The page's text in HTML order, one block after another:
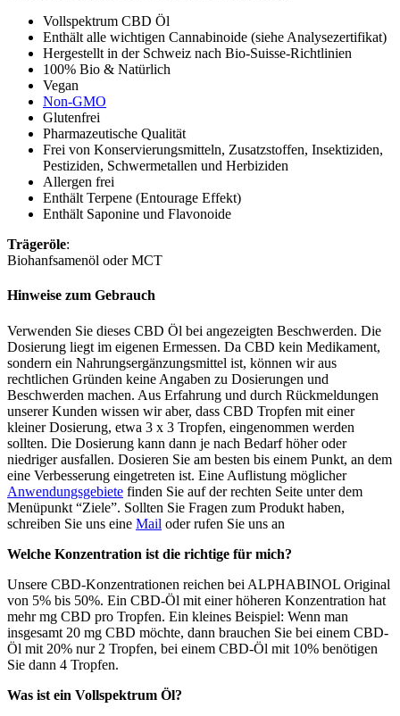
Vollspektrum CBD Öl
Enthält alle wichtigen Cannabinoide (siehe Analysezertifikat)
Hergestellt in der Schweiz nach Bio-Suisse-Richtlinien
100% Bio & Natürlich
Vegan
Non-GMO
Glutenfrei
Pharmazeutische Qualität
Frei von Konservierungsmitteln, Zusatzstoffen, Insektiziden,
Pestiziden, Schwermetallen und Herbiziden
Allergen frei
Enthält Terpene (Entourage Effekt)
Enthält Saponine und Flavonoide
Trägeröle:
Biohanfsamenöl oder MCT
Hinweise zum Gebrauch
Verwenden Sie dieses CBD Öl bei angezeigten Beschwerden. Die
Dosierung liegt im eigenen Ermessen. Da CBD kein Medikament,
sondern ein Nahrungsergänzungsmittel ist, können wir aus
rechtlichen Gründen keine Angaben zu Dosierungen und
Beschwerden machen. Aus Erfahrung und durch Rückmeldungen
unserer Kunden wissen wir aber, dass CBD Tropfen mit einer
kleiner Dosierung, etwa 3 x 3 Tropfen, eingenommen werden
sollten. Die Dosierung kann dann je nach Bedarf höher oder
niedriger ausfallen. Dosieren Sie am besten bis einem Punkt, an dem
eine Verbesserung eingetreten ist. Eine Auflistung möglicher
Anwendungsgebiete finden Sie auf der rechten Seite unter dem
Menüpunkt “Ziele”. Sollten Sie Fragen zum Produkt haben,
schreiben Sie uns eine Mail oder rufen Sie uns an
Welche Konzentration ist die richtige für mich?
Unsere CBD-Konzentrationen reichen bei ALPHABINOL Original
von 5% bis 50%. Ein CBD-Öl mit einer höheren Konzentration hat
mehr mg CBD pro Tropfen. Ein kleines Beispiel: Wenn man
insgesamt 20 mg CBD möchte, dann brauchen Sie bei einem CBD-
Öl mit 20% nur 2 Tropfen, bei einem CBD-Öl mit 10% benötigen
Sie dann 4 Tropfen.
Was ist ein Vollspektrum Öl?